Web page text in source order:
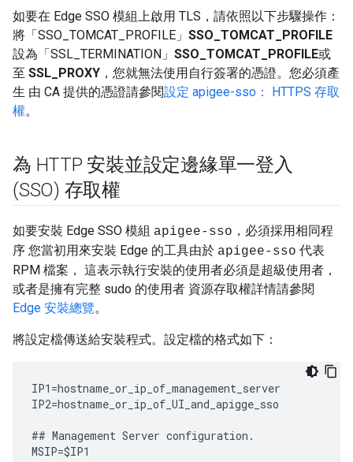
如要在 Edge SSO 模組上啟用 TLS，請依照以下步驟操作：
將「SSO_TOMCAT_PROFILE」 SSO_TOMCAT_PROFILE
設為「SSL_TERMINATION」 SSO_TOMCAT_PROFILE或
至 SSL_PROXY ，您就無法使用自行簽署的憑證。您必須產
生 由 CA 提供的憑證請參閱設定 apigee-sso： HTTPS 存取
權。
為 HTTP 安裝並設定邊緣單一登入
(SSO) 存取權
如要安裝 Edge SSO 模組 apigee-sso ，必須採用相同程
序 您當初用來安裝 Edge 的工具由於 apigee-sso 代表
RPM 檔案， 這表示執行安裝的使用者必須是超級使用者，
或者是擁有完整 sudo 的使用者 資源存取權詳情請參閱
Edge 安裝總覽。
將設定檔傳送給安裝程式。設定檔的格式如下：
IP1 =hostname_or_ip_of_management_server
IP2=hostname_or_ip_of_UI_and_apigge_sso
## Management Server configuration .
MSIP=$IP1